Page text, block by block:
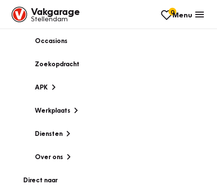
Vakgarage
Stellendam
0Menu
Occasions
Zoekopdracht
APK
Werkplaats
Diensten
Over ons
Direct naar